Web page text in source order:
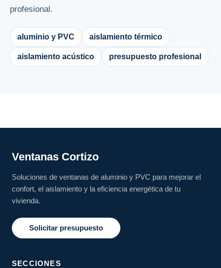
profesional.
aluminio y PVC aislamiento térmico
aislamiento acústico presupuesto profesional
Ventanas Cortizo
Soluciones de ventanas de aluminio y PVC para mejorar el
confort, el aislamiento y la eficiencia energética de tu
vivienda.
Solicitar presupuesto
SECCIONES